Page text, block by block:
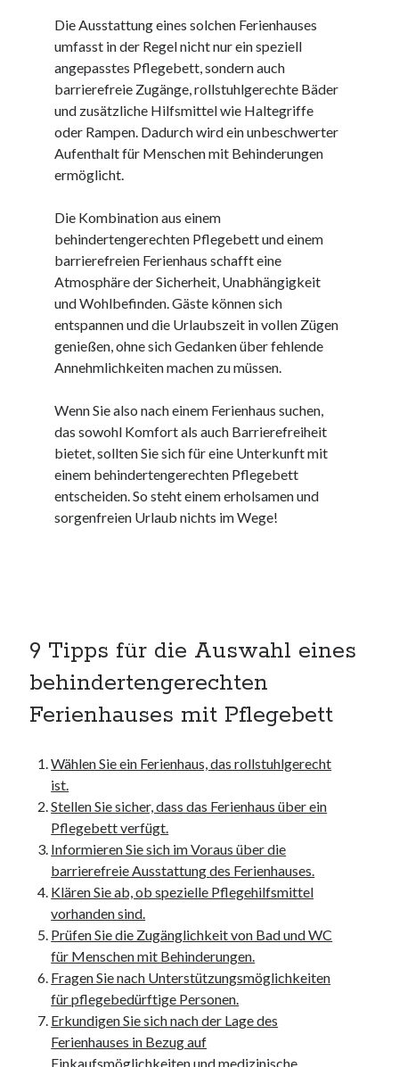
din 18040
fachkraft
ferienhaus
ferienwohnung
ferienwohnung mit pflegebett nordsee
ferienwohnungen
fewo
firmenumzug
gymnasium
hause
kultur
kunst und handwerk
nordsee
ostsee
ostsee urlaub
privatumzug
rollstuhlgerechte ferienwohnung
seniorenreisen
unterkünfte
wordpress
Die Ausstattung eines solchen Ferienhauses
umfasst in der Regel nicht nur ein speziell
angepasstes Pflegebett, sondern auch
barrierefreie Zugänge, rollstuhlgerechte Bäder
und zusätzliche Hilfsmittel wie Haltegriffe
oder Rampen. Dadurch wird ein unbeschwerter
Aufenthalt für Menschen mit Behinderungen
ermöglicht.
Die Kombination aus einem
behindertengerechten Pflegebett und einem
barrierefreien Ferienhaus schafft eine
Atmosphäre der Sicherheit, Unabhängigkeit
und Wohlbefinden. Gäste können sich
entspannen und die Urlaubszeit in vollen Zügen
genießen, ohne sich Gedanken über fehlende
Annehmlichkeiten machen zu müssen.
Wenn Sie also nach einem Ferienhaus suchen,
das sowohl Komfort als auch Barrierefreiheit
bietet, sollten Sie sich für eine Unterkunft mit
einem behindertengerechten Pflegebett
entscheiden. So steht einem erholsamen und
sorgenfreien Urlaub nichts im Wege!
9 Tipps für die Auswahl eines
behindertengerechten
Ferienhauses mit Pflegebett
Wählen Sie ein Ferienhaus, das rollstuhlgerecht
ist.
Stellen Sie sicher, dass das Ferienhaus über ein
Pflegebett verfügt.
Informieren Sie sich im Voraus über die
barrierefreie Ausstattung des Ferienhauses.
Klären Sie ab, ob spezielle Pflegehilfsmittel
vorhanden sind.
Prüfen Sie die Zugänglichkeit von Bad und WC
für Menschen mit Behinderungen.
Fragen Sie nach Unterstützungsmöglichkeiten
für pflegebedürftige Personen.
Erkundigen Sie sich nach der Lage des
Ferienhauses in Bezug auf
Einkaufsmöglichkeiten und medizinische